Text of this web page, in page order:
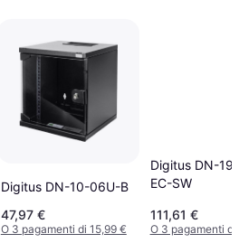
Digitus DN-10-06U-B
47,97 €
O 3 pagamenti di 15,99 €
Digitus DN-19
EC-SW
111,61 €
O 3 pagamenti